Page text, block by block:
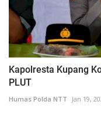
Kapolresta Kupang
PLUT
Humas Polda NTT Jan 19,